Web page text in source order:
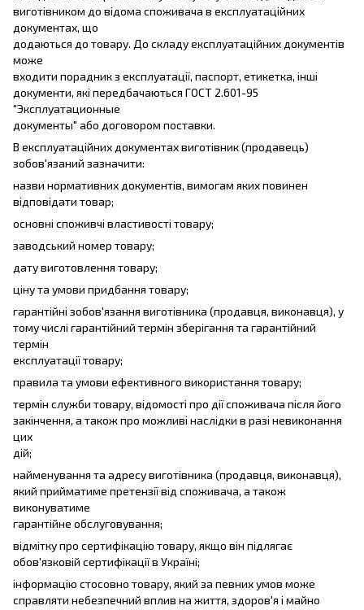
виготівником до відома споживача в експлуатаційних
документах, що
додаються до товару. До складу експлуатаційних документів
може
входити порадник з експлуатації, паспорт, етикетка, інші
документи, які передбачаються ГОСТ 2.601-95
"Эксплуатационные
документы" або договором поставки.
В експлуатаційних документах виготівник (продавець)
зобов'язаний зазначити:
назви нормативних документів, вимогам яких повинен
відповідати товар;
основні споживчі властивості товару;
заводський номер товару;
дату виготовлення товару;
ціну та умови придбання товару;
гарантійні зобов'язання виготівника (продавця, виконавця), у
тому числі гарантійний термін зберігання та гарантійний
термін
експлуатації товару;
правила та умови ефективного використання товару;
термін служби товару, відомості про дії споживача після його
закінчення, а також про можливі наслідки в разі невиконання
цих
дій;
найменування та адресу виготівника (продавця, виконавця),
який прийматиме претензії від споживача, а також
виконуватиме
гарантійне обслуговування;
відмітку про сертифікацію товару, якщо він підлягає
обов'язковій сертифікації в Україні;
інформацію стосовно товару, який за певних умов може
справляти небезпечний вплив на життя, здоров'я і майно